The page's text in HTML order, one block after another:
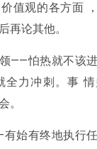
值观的各方面
再论其他。
——怕热就不该
全力冲刺。事
。
始有终地执行